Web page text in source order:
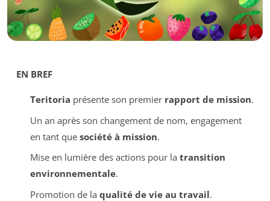
EN BREF
Teritoria présente son premier rapport de mission.
Un an après son changement de nom, engagement
en tant que société à mission.
Mise en lumière des actions pour la transition
environnementale.
Promotion de la qualité de vie au travail.